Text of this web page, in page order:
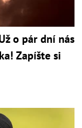
o pár dní nás
Zapíšte si